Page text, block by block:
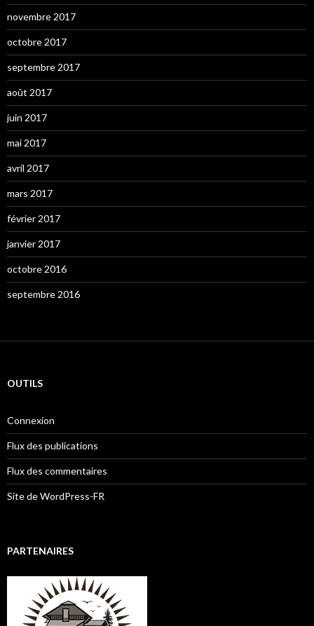
novembre 2017
octobre 2017
septembre 2017
août 2017
juin 2017
mai 2017
avril 2017
mars 2017
février 2017
janvier 2017
octobre 2016
septembre 2016
OUTILS
Connexion
Flux des publications
Flux des commentaires
Site de WordPress-FR
PARTENAIRES